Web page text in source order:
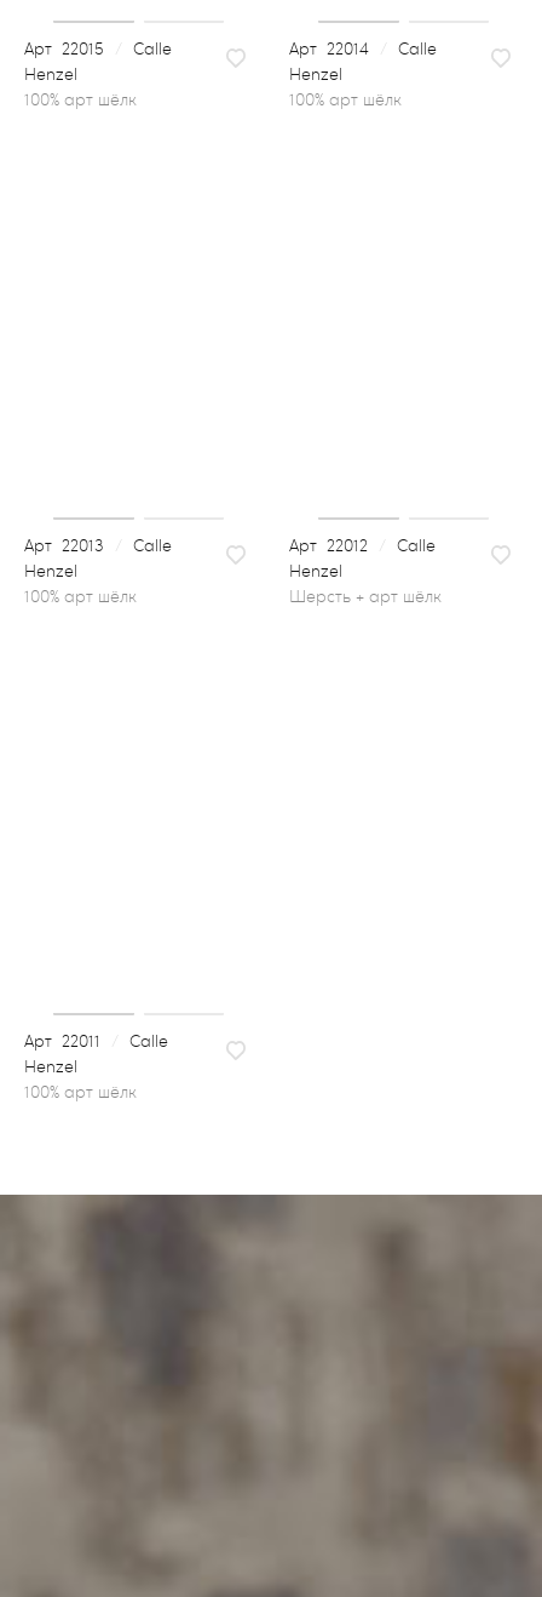
22015
Calle
Henzel
22014
Calle
Henzel
100% арт шёлк
22013
Calle
Henzel
22012
Calle
Henzel
шерсть + арт шёлк
22011
Calle
Henzel